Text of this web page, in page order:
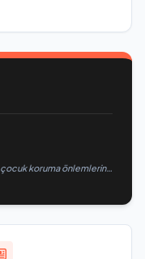
koruma önlemlerinin